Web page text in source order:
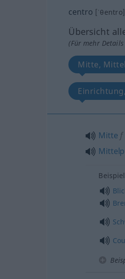
centro [ˈθentro]
Übersicht
(Für mehr
Mitte,
Mitte f